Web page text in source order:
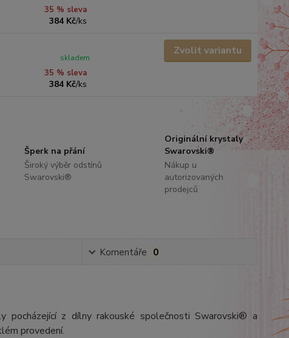
35 % sleva
384 Kč/ks
35 % sleva
384 Kč/ks
skladem
Zvolit variantu
Šperk na přání
Široký výběr odstínů
Swarovski®
Originální krystaly
Swarovski®
Nákup u
autorizovaných
prodejců
Komentáře 0
pocházející z dílny rakouské společnosti Swarovski® a
provedení.